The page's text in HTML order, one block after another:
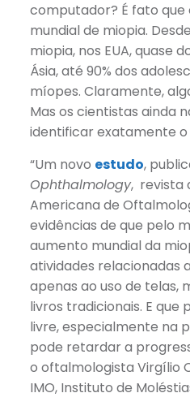
computador? É fato que
mundial de miopia.
miopia, nos EUA, quase
Ásia, até 90% dos
míopes. Claramente,
Mas os cientistas ainda
identificar exatamente o
“Um novo estudo,
Ophthalmology, revista
Americana de
evidências de que pelo
aumento mundial da
atividades relacionadas
apenas ao uso de telas,
livros tradicionais. E que
livre, especialmente na
pode retardar a
o oftalmologista Virgílio
IMO, Instituto de